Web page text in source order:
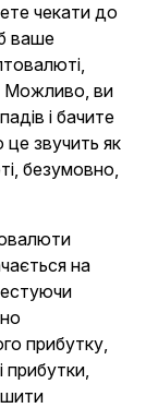
чекати до
ваше
Можливо, ви
і бачите
це звучить як
безумовно,
на
прибутку,
прибутки,